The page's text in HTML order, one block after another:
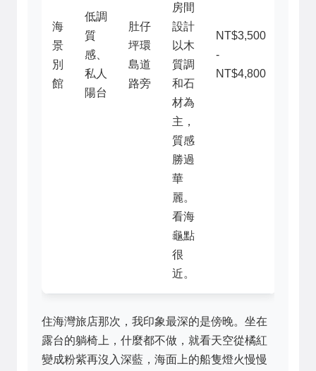
海
景
別
館
低調
質
感、
私人
陽台
肚仔
坪環
島道
路旁
房間
設計
以木
質調
和石
材為
主，
質感
勝過
華
麗。
看海
龜點
很
近。
NT$3,500
-
NT$4,800
住海灣旅店那次，我印象最深的是傍晚。坐在
露台的躺椅上，什麼都不做，就看天空從橘紅
變成粉紫再沒入深藍，海面上的船隻燈火慢慢